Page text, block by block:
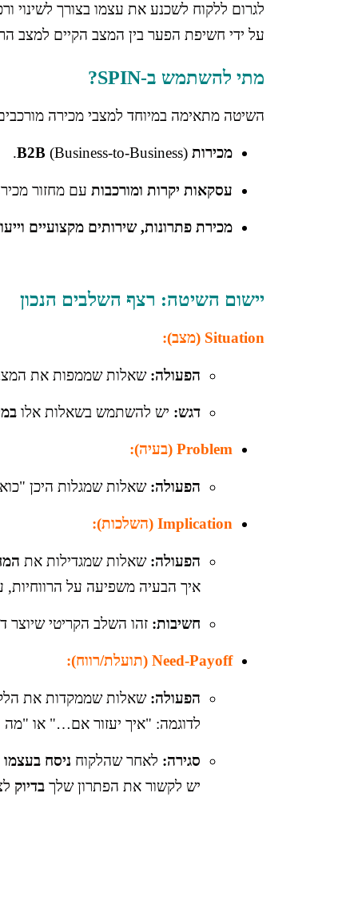
לגרום ללקוח לשכנע את עצמו בצורך לשינוי
על ידי חשיפת הפער בין המצב הקיים למצב
מתי להשתמש ב-SPIN?
השיטה מתאימה במיוחד למצבי מכירה
מכירות B2B (Business-to-Business).
עסקאות יקרות ומורכבות עם מחזור
מכירת פתרונות, שירותים מקצועיים
יישום השיטה: רצף השלבים הנכון
Situation (מצב):
הפעולה: שאלות שממפות את המצב
דגש: יש להשתמש בשאלות אלו
Problem (בעיה):
הפעולה: שאלות שמגלות היכן
Implication (השלכות):
הפעולה: שאלות שמגדילות את
איך הבעיה משפיעה על הרווחיות,
חשיבות: זהו השלב הקריטי שיוצר
Need-Payoff (תועלת/רווח):
הפעולה: שאלות שממקדות את
לדוגמה: "איך יעזור אם…" או
סגירה: לאחר שהלקוח ניסח בעצמו
יש לקשור את הפתרון שלך בדיוק